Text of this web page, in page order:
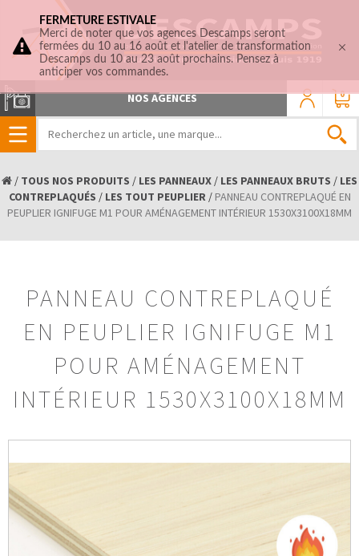
0
NOS AGENCES
/ TOUS NOS PRODUITS / LES PANNEAUX / LES PANNEAUX BRUTS / LES
CONTREPLAQUÉS / LES TOUT PEUPLIER/ PANNEAU CONTREPLAQUÉ EN
PEUPLIER IGNIFUGE M1 POUR AMÉNAGEMENT INTÉRIEUR 1530X3100X18MM
PANNEAU CONTREPLAQUÉ
EN PEUPLIER IGNIFUGE M1
POUR AMÉNAGEMENT
INTÉRIEUR 1530X3100X18MM
FERMETURE ESTIVALE
Merci de noter que vos agences Descamps seront
fermées du 10 au 16 août et l'atelier de transformation
Descamps du 10 au 23 août prochains. Pensez à
anticiper vos commandes.